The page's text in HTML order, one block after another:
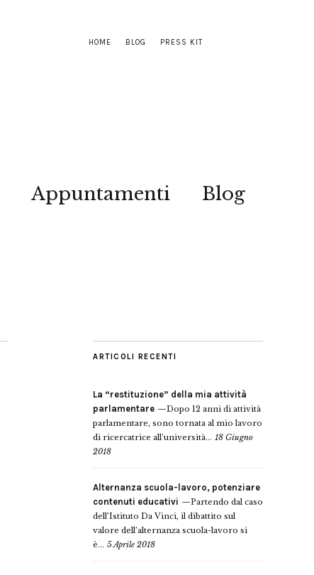
HOME BLOG PRESS KIT
Appuntamenti Blog
ARTICOLI RECENTI
La “restituzione” della mia attività
parlamentare
Dopo 12 anni di attività
parlamentare, sono tornata al mio lavoro
di ricercatrice all’università... 18 Giugno
2018
Alternanza scuola-lavoro, potenziare
contenuti educativi
Partendo dal caso
dell’Istituto Da Vinci, il dibattito sul
valore dell’alternanza scuola-lavoro si
è... 5 Aprile 2018